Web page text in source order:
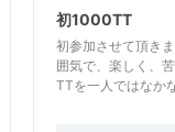
初1000TT
初参加させて頂き
囲気で、楽しく、
TTを一人ではなか